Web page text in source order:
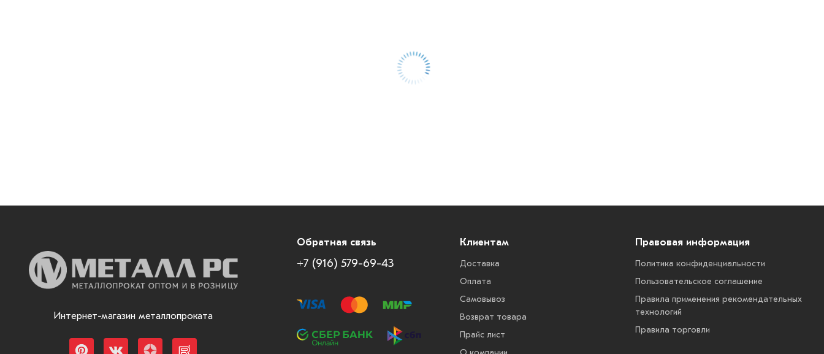
Интернет-магазин металлопроката
Обратная связь
+7 (916) 579-69-43
Клиентам
Доставка
Оплата
Самовывоз
Возврат товара
Прайс лист
Правовая информация
Политика конфиденциальности
Пользовательское соглашение
Правила применения рекомендательных
технологий
Правила торговли